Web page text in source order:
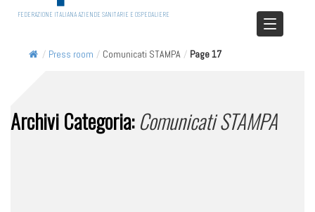
FEDERAZIONE ITALIANA AZIENDE SANITARIE E OSPEDALIERE
/ Press room / Comunicati STAMPA / Page 17
Archivi Categoria:Comunicati STAMPA